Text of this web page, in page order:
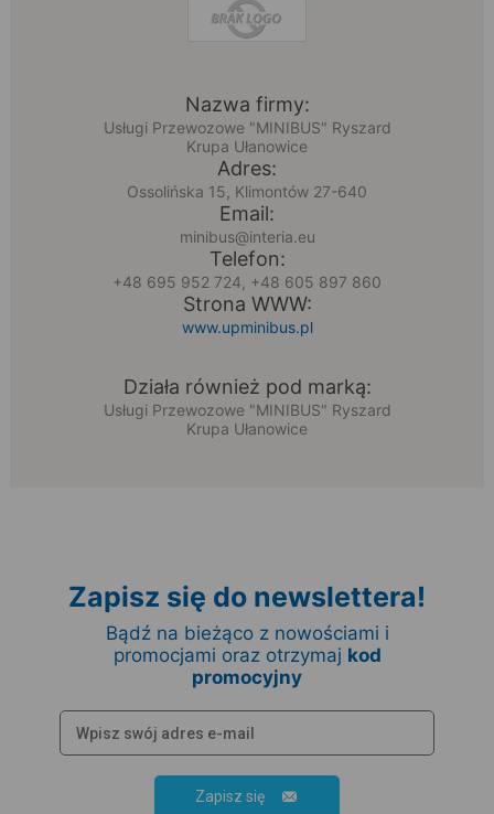
Nazwa firmy:
Usługi Przewozowe "MINIBUS" Ryszard
Krupa Ułanowice
Adres:
Ossolińska 15, Klimontów 27-640
Email:
minibus@interia.eu
Telefon:
+48 695 952 724, +48 605 897 860
Strona WWW:
www.upminibus.pl
Działa również pod marką:
Usługi Przewozowe "MINIBUS" Ryszard
Krupa Ułanowice
Zapisz się do newslettera!
Bądź na bieżąco z nowościami i
promocjami oraz otrzymaj kod
promocyjny
Zapisz się